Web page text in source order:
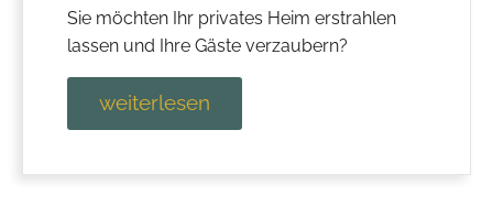
Sie möchten Ihr privates Heim erstrahlen
lassen und Ihre Gäste verzaubern?
weiterlesen